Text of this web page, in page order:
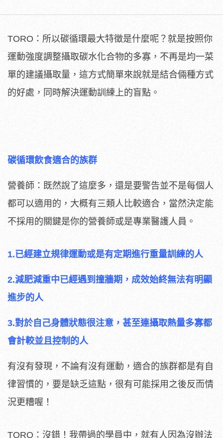
TORO：所以碳循環最大特徵是什麼呢？就是按照你
運動強度調整攝取碳水化合物的多寡，不再是均一菜
單的建議攝取量，這方式簡單來說就是結合倆種方式
的好處，同時解決運動訓練上的盲點。
碳循環飲食適合的族群
營養師：既然說了這麼多，還是要警告並不是每個人
都可以適用的，大概有三類人比較適合，當然決定能
不採用的關鍵是你的營養師或是專業醫護人員。
1.已經建立規律運動或是有定期進行重量訓練的人
2.減肥減重中已經遇到撞牆期，成效始終無法有明顯
進步的人
3.對於自己身體狀態很注意，甚至連攝取熱量多寡都
會計較並且控制的人
有沒有發現，不論有沒有運動，適合的族群都是有自
律習慣的，要是缺乏這點，很有可能採用之後反而情
況更糟喔！
TORO：沒錯！我帶過的學員中，就有人因為沒辦法